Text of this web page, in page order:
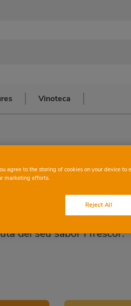
Vinoteca
anàlisi
et portem la més fresca
del seu sabor i frescor.
agree to the storing of cookies on your device to
marketing efforts.
Reject All